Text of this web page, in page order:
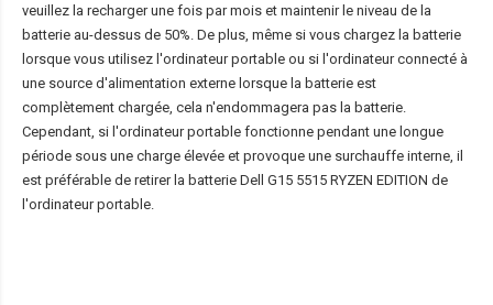
veuillez la recharger une fois par mois et maintenir le niveau de la
batterie au-dessus de 50%. De plus, même si vous chargez la batterie
lorsque vous utilisez l'ordinateur portable ou si l'ordinateur connecté à
une source d'alimentation externe lorsque la batterie est
complètement chargée, cela n'endommagera pas la batterie.
Cependant, si l'ordinateur portable fonctionne pendant une longue
période sous une charge élevée et provoque une surchauffe interne, il
est préférable de retirer la batterie Dell G15 5515 RYZEN EDITION de
l'ordinateur portable.